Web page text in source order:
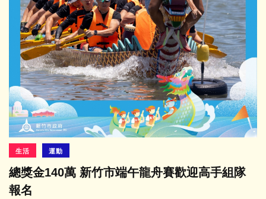
生活 運動
總獎金140萬 新竹市端午龍舟賽歡迎高手組隊
報名